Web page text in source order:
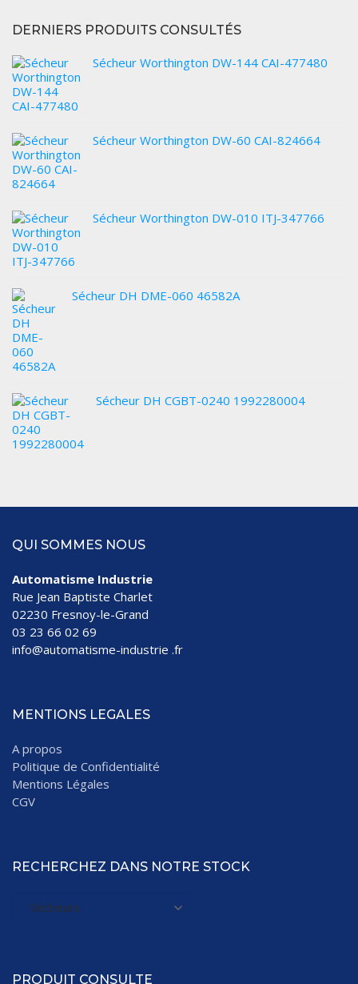
DERNIERS PRODUITS CONSULTÉS
Sécheur Worthington DW-144 CAI-477480
Sécheur Worthington DW-60 CAI-824664
Sécheur Worthington DW-010 ITJ-347766
Sécheur DH DME-060 46582A
Sécheur DH CGBT-0240 1992280004
QUI SOMMES NOUS
Automatisme Industrie
Rue Jean Baptiste Charlet
02230 Fresnoy-le-Grand
03 23 66 02 69
info@automatisme-industrie .fr
MENTIONS LEGALES
A propos
Politique de Confidentialité
Mentions Légales
CGV
RECHERCHEZ DANS NOTRE STOCK
PRODUIT CONSULTE